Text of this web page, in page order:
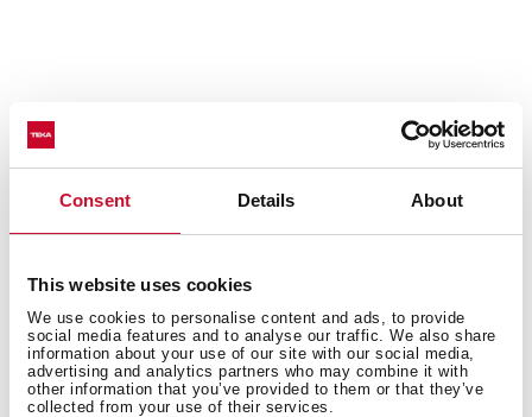
Consent Details About
This website uses cookies
We use cookies to personalise content and ads, to provide
social media features and to analyse our traffic. We also share
information about your use of our site with our social media,
advertising and analytics partners who may combine it with
other information that you’ve provided to them or that they’ve
collected from your use of their services.
tiempo del programa de lavado que elijas hasta un 70%.